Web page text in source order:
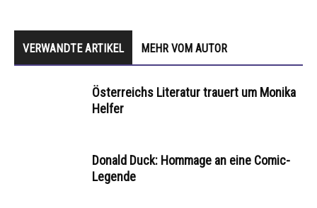
VERWANDTE ARTIKEL MEHR VOM AUTOR
Österreichs Literatur trauert um Monika
Helfer
Donald Duck: Hommage an eine Comic-
Legende